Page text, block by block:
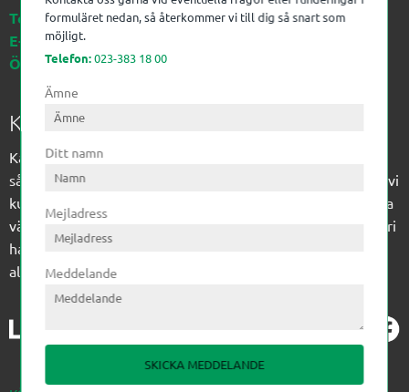
Telefon:023-383 18 00
E-post:kagon@kagon.se
Öppettider:Måndag-Fredag, 07-16
Kagon AB
Kagon har sedan 1972 levererat kompetens till
sågverksindustrin och övrig industri. Till träindustrin tillför vi
kunskap med optimeringslösningar från timmerplanen hela
vägen fram till paketering/emballering och till övrig industri
har vi ett komplement sortiment av teknikprodukter med
allt ifrån slangtillverkning till transmission och lager.
formuläret nedan, så återkommer vi till dig så snart som
möjligt.
Telefon:023-383 18 00
Ämne
Ditt namn
Mejladress
Meddelande
SKICKA MEDDELANDE